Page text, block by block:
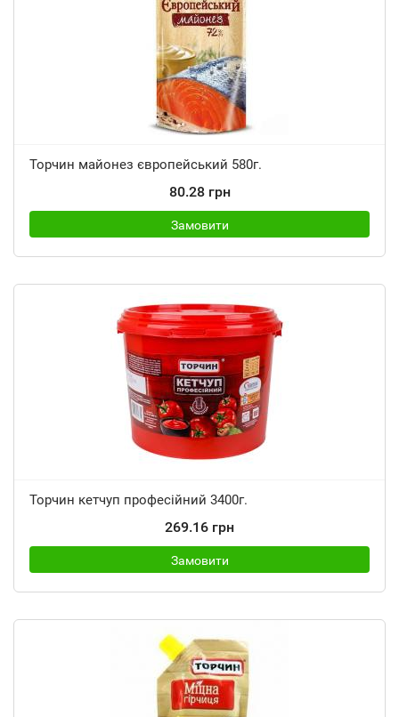
Торчин майонез європейський 580г.
80.28 грн
Замовити
Торчин кетчуп професійний 3400г.
269.16 грн
Замовити